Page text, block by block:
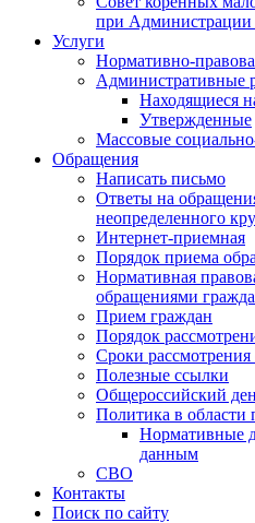
при Администрации
Услуги
Нормативно-
Административные
Находящиеся
Утвержденные
Массовые
Обращения
Написать письмо
Ответы на
неопределенного
Интернет-приемная
Порядок приема
Нормативная
обращениями
Прием граждан
Порядок
Сроки
Полезные ссылки
Общероссийский
Политика в области
Нормативные
данным
СВО
Контакты
Поиск по сайту